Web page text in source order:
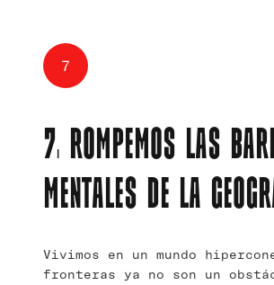
7
7. ROMPEMOS LAS
MENTALES DE LA
Vivimos en un mundo
fronteras ya no son un